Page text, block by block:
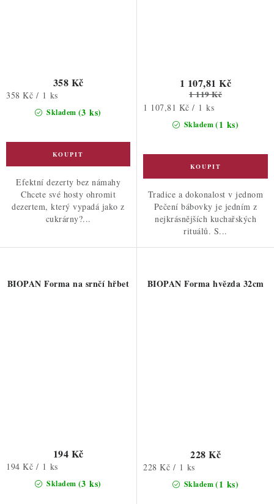
Skladem (3 ks)
358 Kč
Měrná
358 Kč / 1 ks
Efektní dezerty bez námahy
Chcete své hosty ohromit
dezertem, který vypadá jako z
cukrárny?...
Skladem(1 ks)
1 107,81 Kč
1 119 Kč
Měrná
1 107,81 Kč / 1 ks
Tradice a dokonalost v jednom
Pečení bábovky je jedním z
nejkrásnějších kuchařských
rituálů. S...
BIOPAN Forma na srnčí hřbet
Skladem (3 ks)
194 Kč
Měrná
194 Kč / 1 ks
BIOPAN Forma hvězda 32cm
Skladem(1 ks)
228 Kč
Měrná
228 Kč / 1 ks